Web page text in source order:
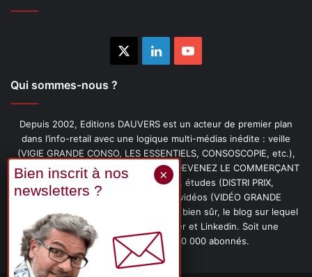
LinkedinYouTube
Qui sommes-nous ?
Depuis 2002, Editions DAUVERS est un acteur de premier plan
dans l’info-retail avec une logique multi-médias inédite : veille
(VIGIE GRANDE CONSO, LES ESSENTIELS, CONSOSCOPIE, etc.),
livres (PENSER-CLIENT, IMAGE-PRIX, DEVENEZ LE COMMERÇANT
PRÉFÉRÉ DE VOS CLIENTS, etc.), études (DISTRI PRIX,
PROMOFLASH, DRIVE INSIGHTS), vidéos (VIDÉO GRANDE
CONSO), podcasts (CAFÉ CONSO) et, bien sûr, le blog sur lequel
vous êtes, ainsi que les fils Twitter et Linkedin. Soit une
communauté de plus de 150 000 abonnés.